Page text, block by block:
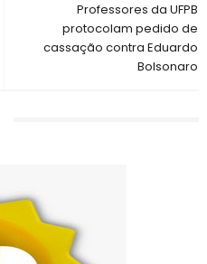
Professores da UFPB
protocolam pedido de
cassação contra Eduardo
Bolsonaro